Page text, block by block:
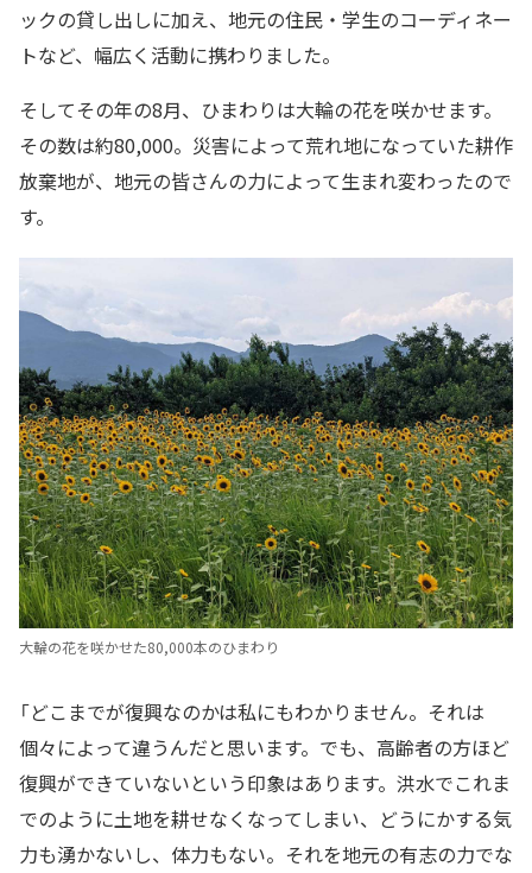
ックの貸し出しに加え、地元の住民・学生のコーディネー
トなど、幅広く活動に携わりました。
そしてその年の8月、ひまわりは大輪の花を咲かせます。
その数は約80,000。災害によって荒れ地になっていた耕作
放棄地が、地元の皆さんの力によって生まれ変わったので
す。
大輪の花を咲かせた80,000本のひまわり
「どこまでが復興なのかは私にもわかりません。それは
個々によって違うんだと思います。でも、高齢者の方ほど
復興ができていないという印象はあります。洪水でこれま
でのように土地を耕せなくなってしまい、どうにかする気
力も湧かないし、体力もない。それを地元の有志の力でな